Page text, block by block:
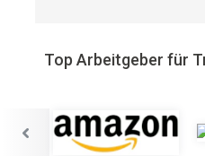
Top Arbeitgeber für